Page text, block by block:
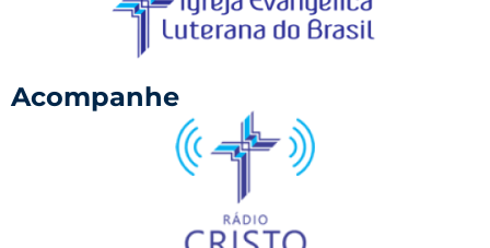
Acompanhe